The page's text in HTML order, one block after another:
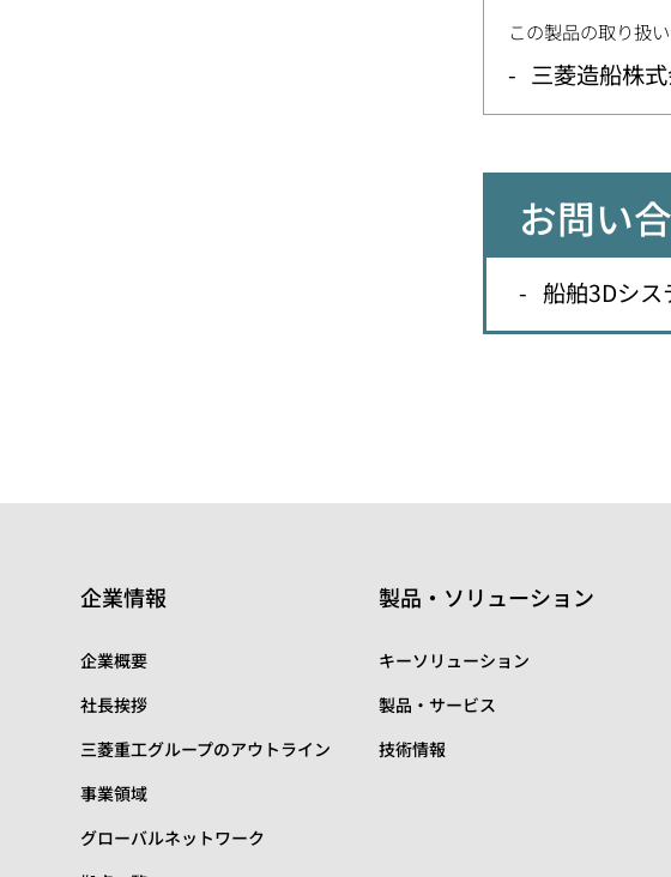
この製品の取り扱い
三菱造船株
お問い
船舶3Dシス
企業情報
企業概要
社長挨拶
三菱重工グループのアウトライン
事業領域
グローバルネットワーク
製品・ソリューション
キーソリューション
製品・サービス
技術情報